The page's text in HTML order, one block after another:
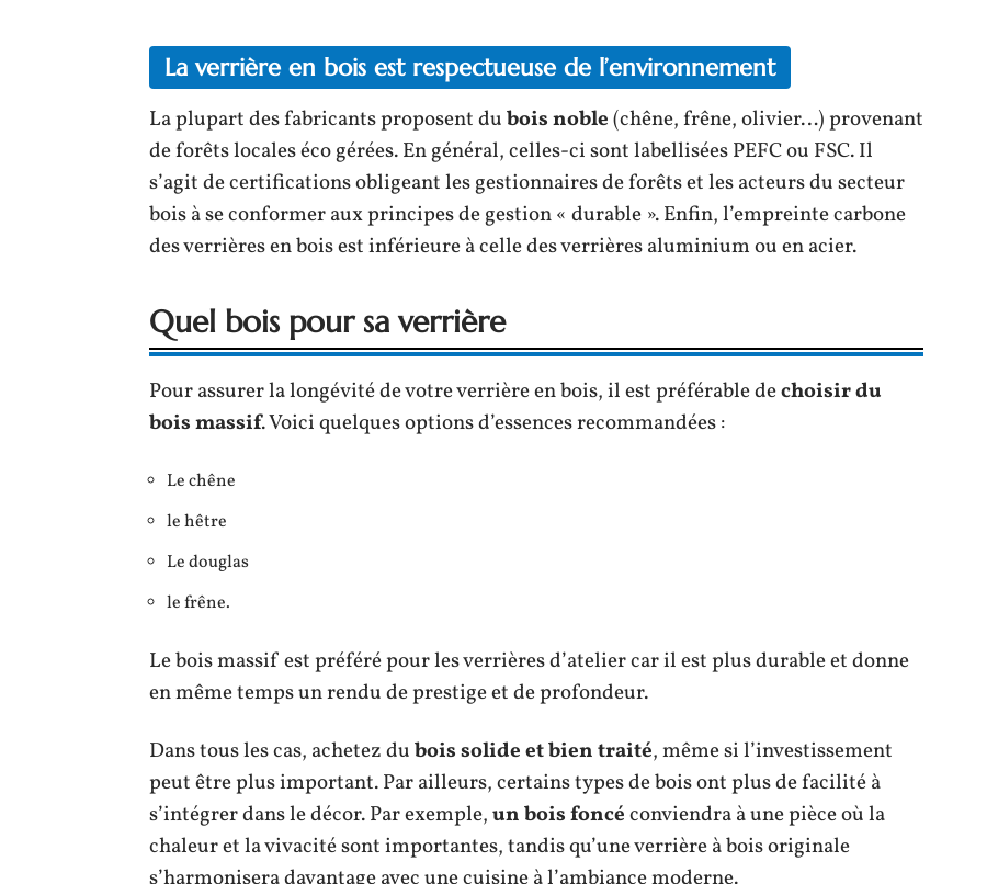
La verrière en bois est respectueuse de l’environnement
La plupart des fabricants proposent dubois noble(chêne, frêne, olivier…) provenant
de forêts locales éco gérées. En général, celles-ci sont labellisées PEFC ou FSC. Il
s’agit de certifications obligeant les gestionnaires de forêts et les acteurs du secteur
bois à se conformer aux principes de gestion « durable ». Enfin, l’empreinte carbone
des verrières en bois est inférieure à celle des verrières aluminium ou en acier.
Quel bois pour sa verrière
Pour assurer la longévité de votre verrière en bois, il est préférable dechoisir du
bois massif. Voici quelques options d’essences recommandées :
Le chêne
le hêtre
Le douglas
le frêne.
Le bois massif est préféré pour les verrières d’atelier car il est plus durable et donne
en même temps un rendu de prestige et de profondeur.
Dans tous les cas, achetez dubois solide et bien traité, même si l’investissement
peut être plus important. Par ailleurs, certains types de bois ont plus de facilité à
s’intégrer dans le décor. Par exemple,un bois foncéconviendra à une pièce où la
chaleur et la vivacité sont importantes, tandis qu’une verrière à bois originale
s’harmonisera davantage avec une cuisine à l’ambiance moderne.